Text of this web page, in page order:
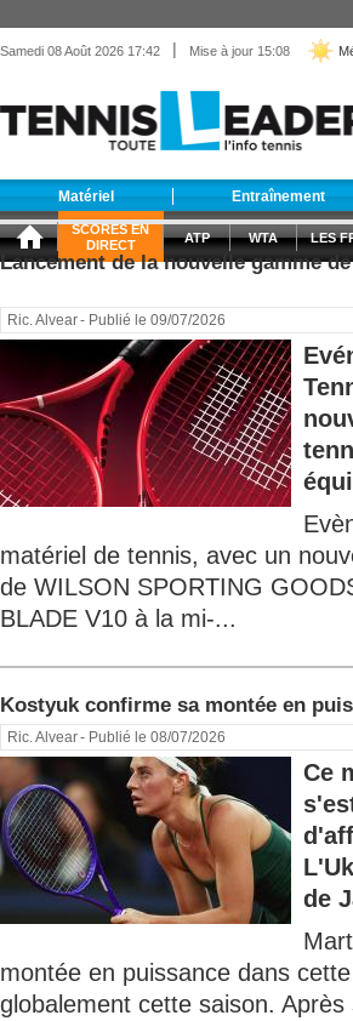
Samedi 08 Août 2026 17:42 | Mise à jour 15:08
Matériel Entraînement
SCORES EN
DIRECT
ATP WTA LES
Lancement de la nouvelle gamme
Ric. Alvear- Publié le 09/07/2026
matériel de tennis, avec un
de WILSON SPORTING
BLADE V10 à la mi-...
Kostyuk confirme sa montée en
Ric. Alvear- Publié le 08/07/2026
Ce
de
montée en puissance dans
globalement cette saison.